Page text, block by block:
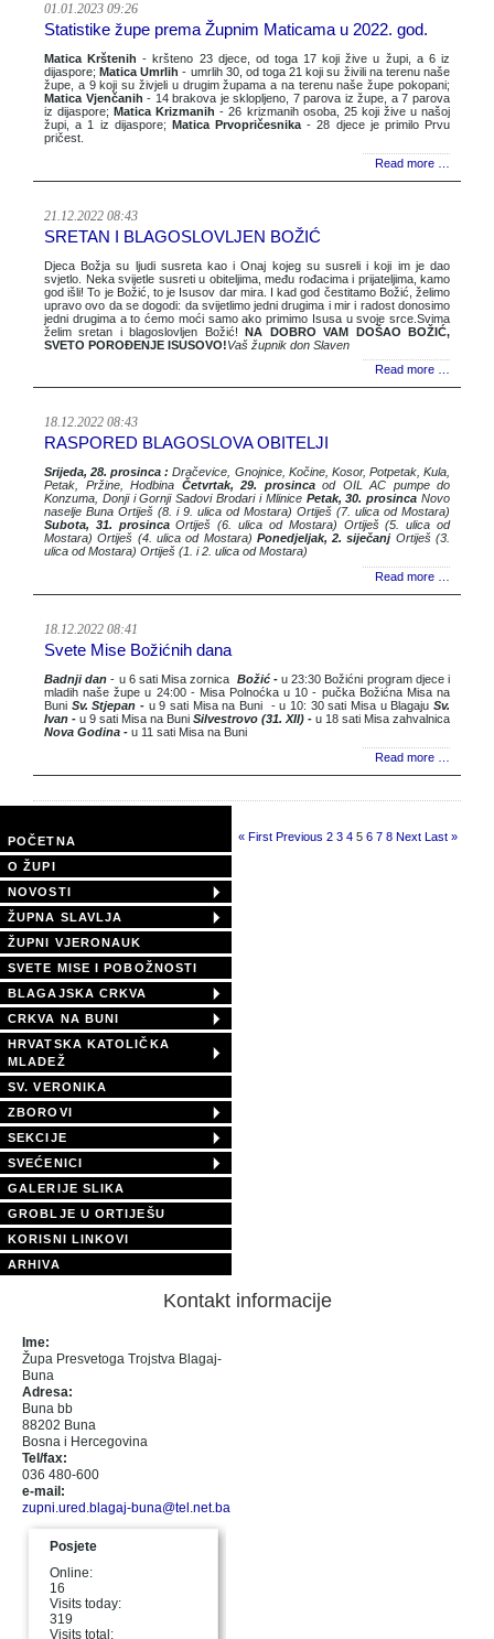
01.01.2023 09:26
Statistike župe prema Župnim Maticama u 2022. god.
Matica Krštenih- kršteno 23 djece, od toga 17 koji žive u župi, a 6 iz
dijaspore;Matica Umrlih- umrlih 30, od toga 21 koji su živili na terenu naše
župe, a 9 koji su živjeli u drugim župama a na terenu naše župe pokopani;
Matica Vjenčanih- 14 brakova je sklopljeno, 7 parova iz župe, a 7 parova
iz dijaspore;Matica Krizmanih- 26 krizmanih osoba, 25 koji žive u našoj
župi, a 1 iz dijaspore; Matica Prvopričesnika- 28 djece je primilo Prvu
pričest.
Read more …
21.12.2022 08:43
SRETAN I BLAGOSLOVLJEN BOŽIĆ
Djeca Božja su ljudi susreta kao i Onaj kojeg su susreli i koji im je dao
svjetlo. Neka svijetle susreti u obiteljima, među rođacima i prijateljima, kamo
god išli! To je Božić, to je Isusov dar mira. I kad god čestitamo Božić, želimo
upravo ovo da se dogodi: da svijetlimo jedni drugima i mir i radost donosimo
jedni drugima a to ćemo moći samo ako primimo Isusa u svoje srce.Svima
želim sretan i blagoslovljen Božić!NA DOBRO VAM DOŠAO BOŽIĆ,
SVETO POROĐENJE ISUSOVO!Vaš župnik don Slaven
Read more …
18.12.2022 08:43
RASPORED BLAGOSLOVA OBITELJI
Srijeda, 28. prosinca :Dračevice, Gnojnice, Kočine, Kosor, Potpetak, Kula,
Petak, Pržine, Hodbina Četvrtak, 29. prosinca od OIL AC pumpe do
Konzuma, Donji i Gornji Sadovi Brodari i Mlinice Petak, 30. prosincaNovo
naselje Buna Ortiješ (8. i 9. ulica od Mostara) Ortiješ (7. ulica od Mostara)
Subota, 31. prosincaOrtiješ (6. ulica od Mostara) Ortiješ (5. ulica od
Mostara) Ortiješ (4. ulica od Mostara) Ponedjeljak, 2. siječanj Ortiješ (3.
ulica od Mostara) Ortiješ (1. i 2. ulica od Mostara)
Read more …
18.12.2022 08:41
Svete Mise Božićnih dana
Badnji dan- u 6 sati Misa zornica Božić -u 23:30 Božićni program djece i
mladih naše župe u 24:00 - Misa Polnoćka u 10 - pučka Božićna Misa na
Buni Sv. Stjepan - u 9 sati Misa na Buni - u 10: 30 sati Misa u BlagajuSv.
Ivan - u 9 sati Misa na Buni Silvestrovo (31. XII) - u 18 sati Misa zahvalnica
Nova Godina - u 11 sati Misa na Buni
Read more …
« First Previous 2 3 4 5 6 7 8 Next Last »
POČETNA
O ŽUPI
NOVOSTI
ŽUPNA SLAVLJA
ŽUPNI VJERONAUK
SVETE MISE I POBOŽNOSTI
BLAGAJSKA CRKVA
CRKVA NA BUNI
HRVATSKA KATOLIČKA
MLADEŽ
SV. VERONIKA
ZBOROVI
SEKCIJE
SVEĆENICI
GALERIJE SLIKA
GROBLJE U ORTIJEŠU
KORISNI LINKOVI
ARHIVA
Kontakt informacije
Ime:
Župa Presvetoga Trojstva Blagaj-
Buna
Adresa:
Buna bb
88202 Buna
Bosna i Hercegovina
Tel/fax:
036 480-600
e-mail:
zupni.ured.blagaj-buna@tel.net.ba
Posjete
Online:
16
Visits today:
319
Visits total: